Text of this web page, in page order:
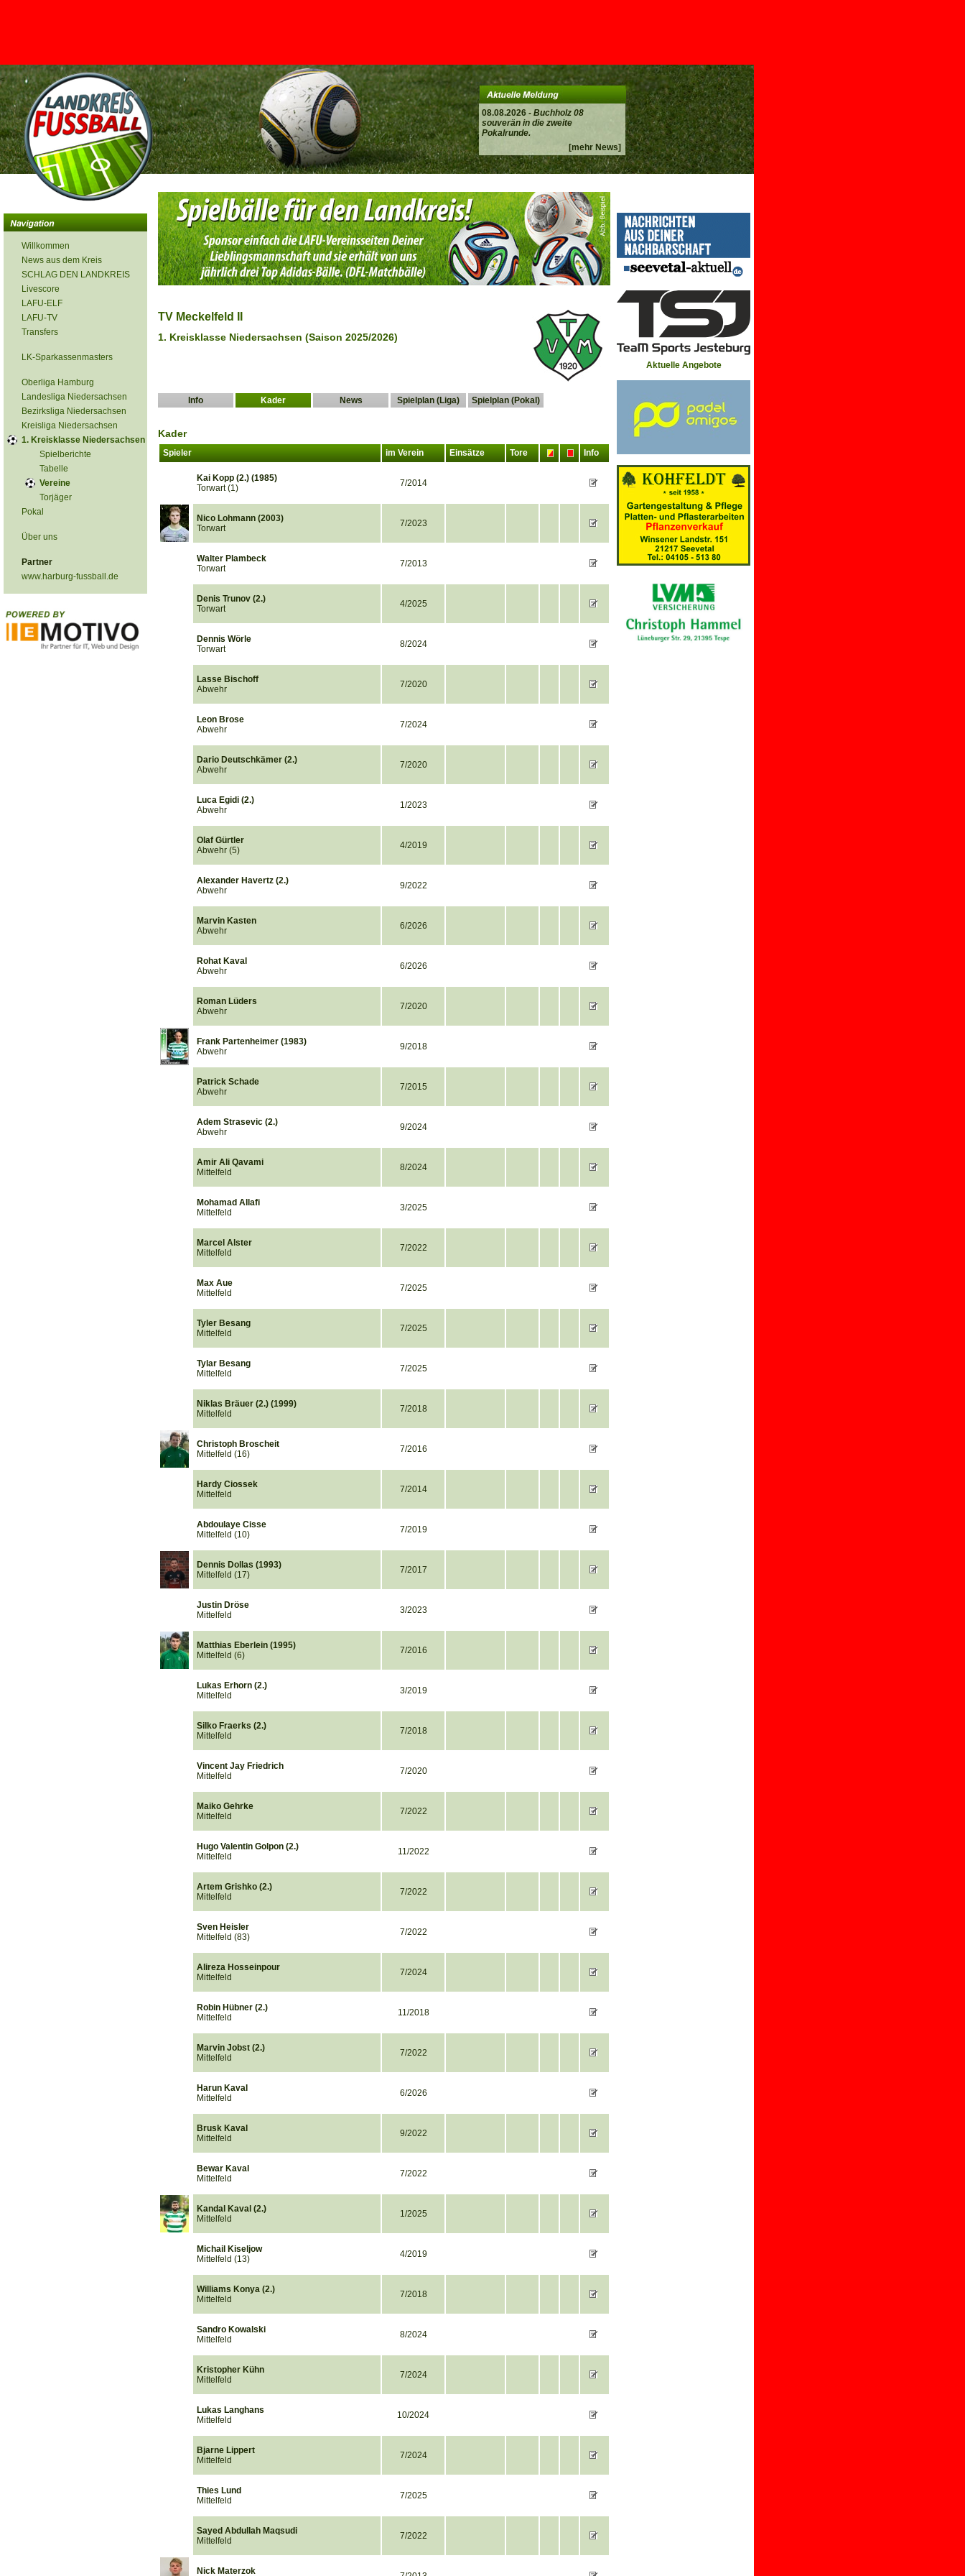
08.08.2026 - Buchholz 08
souverän in die zweite
Pokalrunde.
[mehr News]
<
Willkommen
News aus dem Kreis
SCHLAG DEN LANDKREIS
Livescore
LAFU-ELF
LAFU-TV
Transfers
LK-Sparkassenmasters
Oberliga Hamburg
Landesliga Niedersachsen
Bezirksliga Niedersachsen
Kreisliga Niedersachsen
1. Kreisklasse Niedersachsen
Spielberichte
Tabelle
Vereine
Torjäger
Pokal
Über uns
Partner
www.harburg-fussball.de
TV Meckelfeld II
1. Kreisklasse Niedersachsen (Saison 2025/2026)
Info Kader News Spielplan (Liga) Spielplan (Pokal)
Kader
Spieler im Verein Einsätze Tore Info
Kai Kopp (2.) (1985)
Torwart (1)
7/2014
Nico Lohmann (2003)
Torwart
7/2023
Walter Plambeck
Torwart
7/2013
Denis Trunov (2.)
Torwart
4/2025
Dennis Wörle
Torwart
8/2024
Lasse Bischoff
Abwehr
7/2020
Leon Brose
Abwehr
7/2024
Dario Deutschkämer (2.)
Abwehr
7/2020
Luca Egidi (2.)
Abwehr
1/2023
Olaf Gürtler
Abwehr (5)
4/2019
Alexander Havertz (2.)
Abwehr
9/2022
Marvin Kasten
Abwehr
6/2026
Rohat Kaval
Abwehr
6/2026
Roman Lüders
Abwehr
7/2020
Frank Partenheimer (1983)
Abwehr
9/2018
Patrick Schade
Abwehr
7/2015
Adem Strasevic (2.)
Abwehr
9/2024
Amir Ali Qavami
Mittelfeld
8/2024
Mohamad Allafi
Mittelfeld
3/2025
Marcel Alster
Mittelfeld
7/2022
Max Aue
Mittelfeld
7/2025
Tyler Besang
Mittelfeld
7/2025
Tylar Besang
Mittelfeld
7/2025
Niklas Bräuer (2.) (1999)
Mittelfeld
7/2018
Christoph Broscheit
Mittelfeld (16)
7/2016
Hardy Ciossek
Mittelfeld
7/2014
Abdoulaye Cisse
Mittelfeld (10)
7/2019
Dennis Dollas (1993)
Mittelfeld (17)
7/2017
Justin Dröse
Mittelfeld
3/2023
Matthias Eberlein (1995)
Mittelfeld (6)
7/2016
Lukas Erhorn (2.)
Mittelfeld
3/2019
Silko Fraerks (2.)
Mittelfeld
7/2018
Vincent Jay Friedrich
Mittelfeld
7/2020
Maiko Gehrke
Mittelfeld
7/2022
Hugo Valentin Golpon (2.)
Mittelfeld
11/2022
Artem Grishko (2.)
Mittelfeld
7/2022
Sven Heisler
Mittelfeld (83)
7/2022
Alireza Hosseinpour
Mittelfeld
7/2024
Robin Hübner (2.)
Mittelfeld
11/2018
Marvin Jobst (2.)
Mittelfeld
7/2022
Harun Kaval
Mittelfeld
6/2026
Brusk Kaval
Mittelfeld
9/2022
Bewar Kaval
Mittelfeld
7/2022
Kandal Kaval (2.)
Mittelfeld
1/2025
Michail Kiseljow
Mittelfeld (13)
4/2019
Williams Konya (2.)
Mittelfeld
7/2018
Sandro Kowalski
Mittelfeld
8/2024
Kristopher Kühn
Mittelfeld
7/2024
Lukas Langhans
Mittelfeld
10/2024
Bjarne Lippert
Mittelfeld
7/2024
Thies Lund
Mittelfeld
7/2025
Sayed Abdullah Maqsudi
Mittelfeld
7/2022
Nick Materzok
Aktuelle Angebote